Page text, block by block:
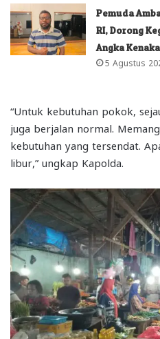
Pemuda
RI, Dorong
Angka
5 Agustus
“Untuk kebutuhan pokok,
juga berjalan normal.
kebutuhan yang tersendat.
libur,” ungkap Kapolda.